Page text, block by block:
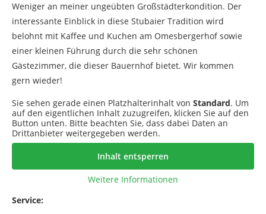
Weniger an meiner ungeübten Großstädterkondition. Der
interessante Einblick in diese Stubaier Tradition wird
belohnt mit Kaffee und Kuchen am Omesbergerhof sowie
einer kleinen Führung durch die sehr schönen
Gästezimmer, die dieser Bauernhof bietet. Wir kommen
gern wieder!
Sie sehen gerade einen Platzhalterinhalt von Standard. Um
auf den eigentlichen Inhalt zuzugreifen, klicken Sie auf den
Button unten. Bitte beachten Sie, dass dabei Daten an
Drittanbieter weitergegeben werden.
Inhalt entsperren
Weitere Informationen
Service: